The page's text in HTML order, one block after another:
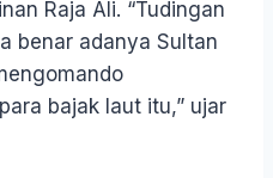
Raja Ali. “Tudingan
benar adanya Sultan
bajak laut itu,” ujar